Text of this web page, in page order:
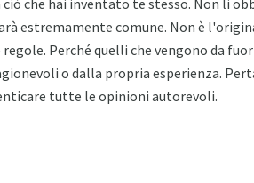
estremamente comune. Non è
Perché quelli che vengono da
o dalla propria esperienza.
tutte le opinioni autorevoli.